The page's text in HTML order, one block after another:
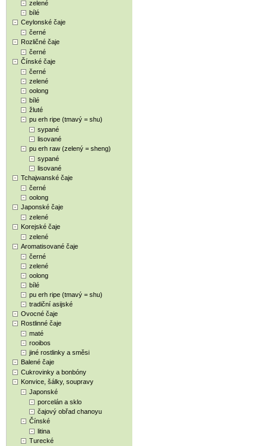
zelené
bílé
Ceylonské čaje
černé
Rozličné čaje
černé
Čínské čaje
černé
zelené
oolong
bílé
žluté
pu erh ripe (tmavý = shu)
sypané
lisované
pu erh raw (zelený = sheng)
sypané
lisované
Tchajwanské čaje
černé
oolong
Japonské čaje
zelené
Korejské čaje
zelené
Aromatisované čaje
černé
zelené
oolong
bílé
pu erh ripe (tmavý = shu)
tradiční asijské
Ovocné čaje
Rostlinné čaje
maté
rooibos
jiné rostlinky a směsi
Balené čaje
Cukrovinky a bonbóny
Konvice, šálky, soupravy
Japonské
porcelán a sklo
čajový obřad chanoyu
Čínské
litina
Turecké